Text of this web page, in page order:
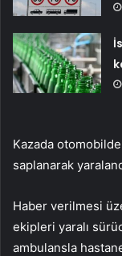
Kazada
saplanarak
Haber verilmesi
ekipleri yaralı
ambulansla